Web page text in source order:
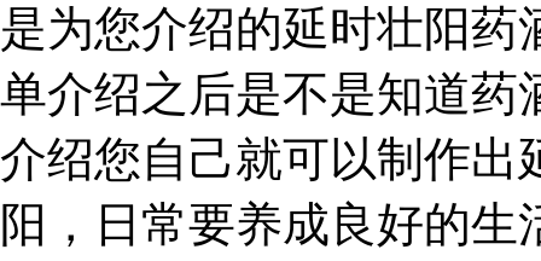
是为您介绍的延时壮阳
单介绍之后是不是知道药
介绍您自己就可以制作出
阳，日常要养成良好的